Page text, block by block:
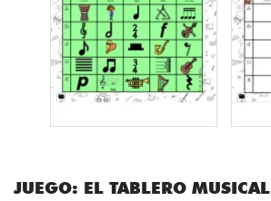
JUEGO: EL TABLERO MUSICAL